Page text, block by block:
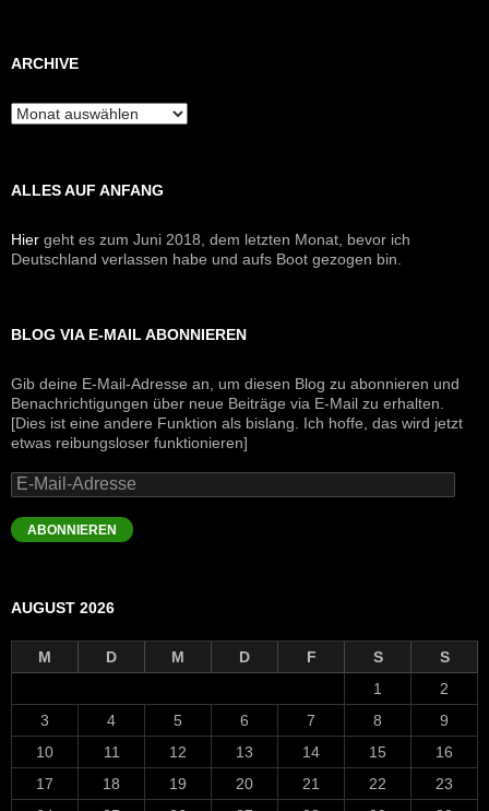
ARCHIVE
Archive
ALLES AUF ANFANG
Hier geht es zum Juni 2018, dem letzten Monat, bevor ich
Deutschland verlassen habe und aufs Boot gezogen bin.
BLOG VIA E-MAIL ABONNIEREN
Gib deine E-Mail-Adresse an, um diesen Blog zu abonnieren und
Benachrichtigungen über neue Beiträge via E-Mail zu erhalten.
[Dies ist eine andere Funktion als bislang. Ich hoffe, das wird jetzt
etwas reibungsloser funktionieren]
E-
Mail-
Adresse
ABONNIEREN
AUGUST 2026
M D M D F S
S
1
2
3
4 5 6 7 8
9
10
11 12 13 14 15
16
17
18 19 20 21 22
23